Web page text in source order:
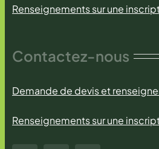
Renseignements sur une
Contactez-nous
Demande de devis et
Renseignements sur une